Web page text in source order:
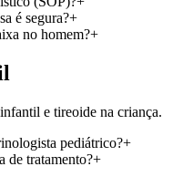
é segura?+
no homem?+
e tireoide na criança.
pediátrico?+
de tratamento?+